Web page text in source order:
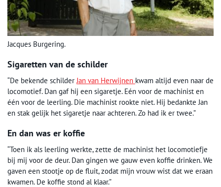
Jacques Burgering.
Sigaretten van de schilder
“De bekende schilder Jan van Herwijnen kwam altijd even naar de
locomotief. Dan gaf hij een sigaretje. Eén voor de machinist en
één voor de leerling. Die machinist rookte niet. Hij bedankte Jan
en stak gelijk het sigaretje naar achteren. Zo had ik er twee.”
En dan was er koffie
“Toen ik als leerling werkte, zette de machinist het locomotiefje
bij mij voor de deur. Dan gingen we gauw even koffie drinken. We
gaven een stootje op de fluit, zodat mijn vrouw wist dat we eraan
kwamen. De koffie stond al klaar.”